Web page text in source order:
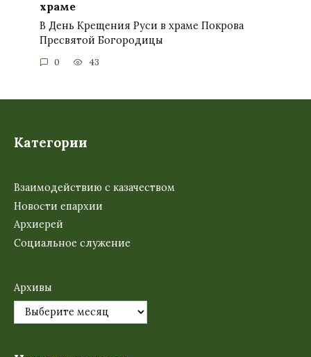
храме
В День Крещения Руси в храме Покрова
Пресвятой Богородицы
0 43
Категории
Взаимодействию с казачеством
Новости епархии
Архиерей
Социальное служение
Архивы